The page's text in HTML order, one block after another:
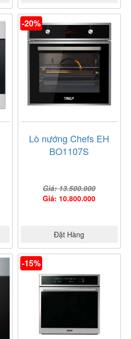
-20%
Lò nướng Chefs EH
BO1107S
Giá: 13.500.000
Giá: 10.800.000
Đặt Hàng
-15%